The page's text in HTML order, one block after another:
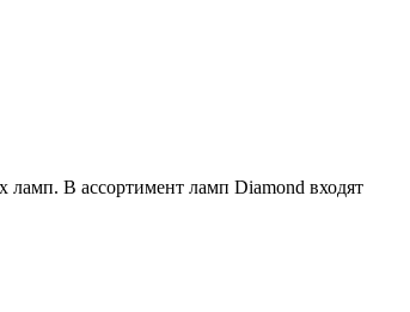
В ассортимент ламп Diamond входят